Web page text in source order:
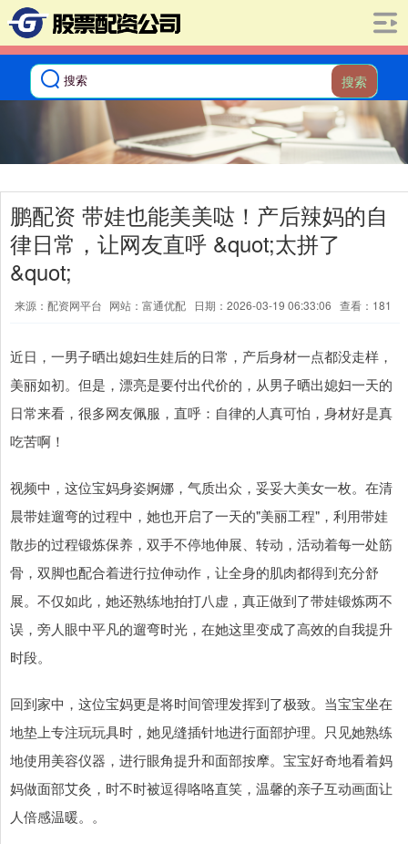
搜索
鹏配资 带娃也能美美哒！产后辣妈的自
律日常，让网友直呼 &quot;太拼了
&quot;
来源：配资网平台 网站：富通优配 日期：2026-03-19 06:33:06 查看：181
近日，一男子晒出媳妇生娃后的日常，产后身材一点都没走样，
美丽如初。但是，漂亮是要付出代价的，从男子晒出媳妇一天的
日常来看，很多网友佩服，直呼：自律的人真可怕，身材好是真
吃苦啊！
视频中，这位宝妈身姿婀娜，气质出众，妥妥大美女一枚。在清
晨带娃遛弯的过程中，她也开启了一天的"美丽工程"，利用带娃
散步的过程锻炼保养，双手不停地伸展、转动，活动着每一处筋
骨，双脚也配合着进行拉伸动作，让全身的肌肉都得到充分舒
展。不仅如此，她还熟练地拍打八虚，真正做到了带娃锻炼两不
误，旁人眼中平凡的遛弯时光，在她这里变成了高效的自我提升
时段。
回到家中，这位宝妈更是将时间管理发挥到了极致。当宝宝坐在
地垫上专注玩玩具时，她见缝插针地进行面部护理。只见她熟练
地使用美容仪器，进行眼角提升和面部按摩。宝宝好奇地看着妈
妈做面部艾灸，时不时被逗得咯咯直笑，温馨的亲子互动画面让
人倍感温暖。。